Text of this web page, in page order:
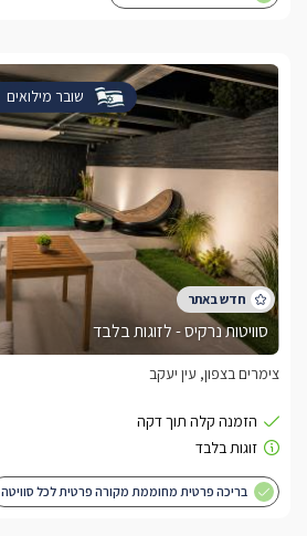
שובר מילואים
סוויטות נרקיס - לזוגות בלבד
צימרים בצפון, עין יעקב
בריכה פרטית מחוממת מקורה פרטית לכל סוויטה